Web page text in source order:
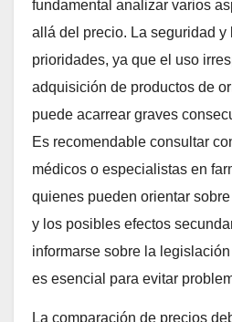
fundamental analizar varios
allá del precio. La seguridad
prioridades, ya que el uso
adquisición de productos de
puede acarrear graves
Es recomendable consultar
médicos o especialistas en
quienes pueden orientar
y los posibles efectos
informarse sobre la
es esencial para evitar
La comparación de precios